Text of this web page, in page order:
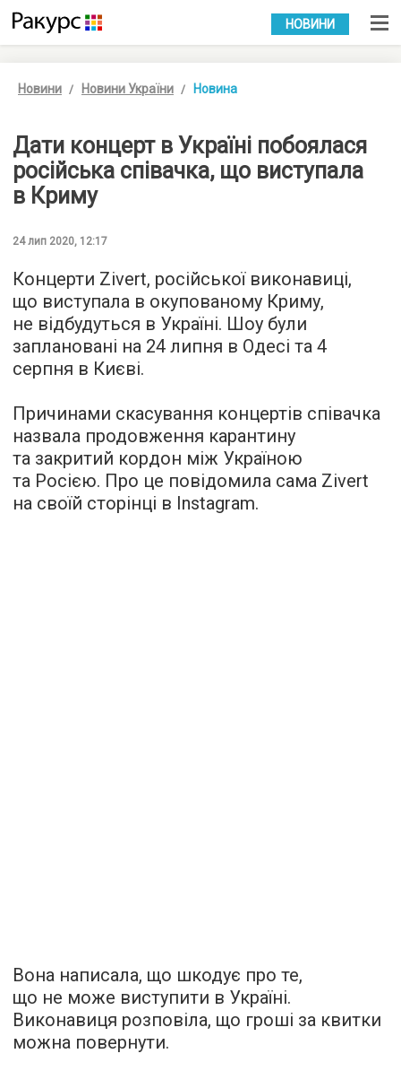
УКР РУС
НОВИНИ
Новини Новини України Новина
Дати концерт в Україні побоялася
російська співачка, що виступала
в Криму
24 лип 2020, 12:17
Концерти Zivert, російської виконавиці,
що виступала в окупованому Криму,
не відбудуться в Україні. Шоу були
заплановані на 24 липня в Одесі та 4
серпня в Києві.
Причинами скасування концертів співачка
назвала продовження карантину
та закритий кордон між Україною
та Росією. Про це повідомила сама Zivert
на своїй сторінці в Instagram.
Вона написала, що шкодує про те,
що не може виступити в Україні.
Виконавиця розповіла, що гроші за квитки
можна повернути.